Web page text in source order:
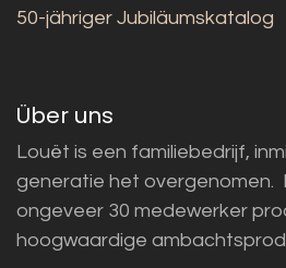
50-jähriger Jubiläumskatalog
Über uns
Louët is een familiebedrijf,
generatie het overgenomen.
ongeveer 30 medewerker
hoogwaardige